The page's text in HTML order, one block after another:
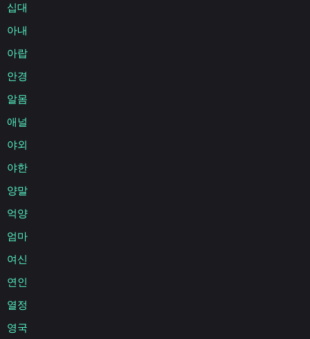
십대
아내
아랍
안경
알몸
애널
야외
야한
양말
억양
엄마
여신
연인
열정
영국